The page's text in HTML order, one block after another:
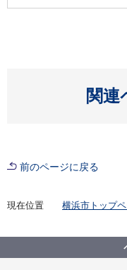
関連
前のページに戻る
現在位置 横浜市トップ
【※終了しま
染症における